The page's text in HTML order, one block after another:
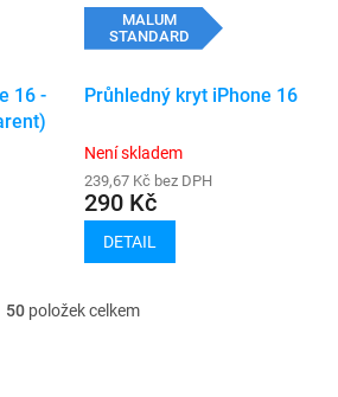
16 -
MALUM
STANDARD
Průhledný kryt iPhone 16
Není skladem
239,67 Kč bez DPH
290 Kč
DETAIL
O
50položek celkem